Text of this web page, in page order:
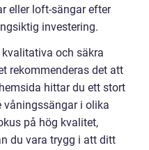
eller loft-sängar efter
investering.
och säkra
rekommenderas det att
hittar du ett stort
våningssängar i olika
på hög kvalitet,
du vara trygg i att ditt